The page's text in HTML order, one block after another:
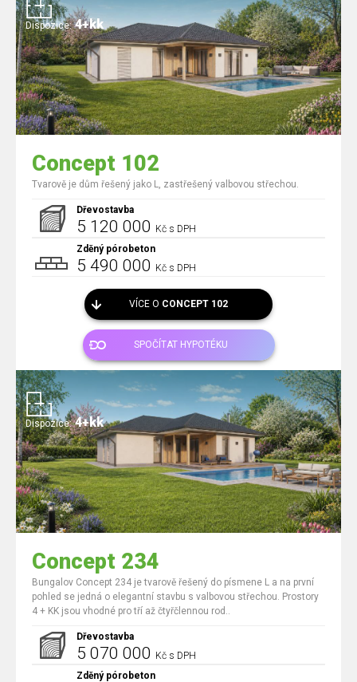
Dispozice: 4+kk
Concept 102
Tvarově je dům řešený jako L, zastřešený valbovou střechou.
Dřevostavba
5 120 000 Kč s DPH
Zděný pórobeton
5 490 000 Kč s DPH
VÍCE O CONCEPT 102
SPOČÍTAT HYPOTÉKU
Dispozice: 4+kk
Concept 234
Bungalov Concept 234 je tvarově řešený do písmene L a na první
pohled se jedná o elegantní stavbu s valbovou střechou. Prostory
4 + KK jsou vhodné pro tří až čtyřčlennou rod..
Dřevostavba
5 070 000 Kč s DPH
Zděný pórobeton